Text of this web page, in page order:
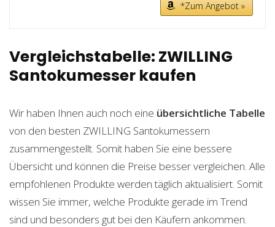
*Zum Angebot »
Vergleichstabelle: ZWILLING
Santokumesser kaufen
Wir haben Ihnen auch noch eine übersichtliche Tabelle
von den besten ZWILLING Santokumessern
zusammengestellt. Somit haben Sie eine bessere
Übersicht und können die Preise besser vergleichen. Alle
empfohlenen Produkte werden täglich aktualisiert. Somit
wissen Sie immer, welche Produkte gerade im Trend
sind und besonders gut bei den Käufern ankommen.